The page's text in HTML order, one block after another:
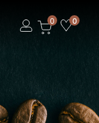
Open
0 Open
0